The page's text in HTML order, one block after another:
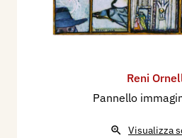
Reni
Pannello
Visualizza